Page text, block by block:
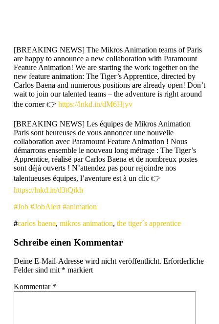
[BREAKING NEWS] The Mikros Animation teams of Paris
are happy to announce a new collaboration with Paramount
Feature Animation! We are starting the work together on the
new feature animation: The Tiger’s Apprentice, directed by
Carlos Baena and numerous positions are already open! Don’t
wait to join our talented teams – the adventure is right around
the corner 👉 https://lnkd.in/dM6Hjyv
[BREAKING NEWS] Les équipes de Mikros Animation
Paris sont heureuses de vous annoncer une nouvelle
collaboration avec Paramount Feature Animation ! Nous
démarrons ensemble le nouveau long métrage : The Tiger’s
Apprentice, réalisé par Carlos Baena et de nombreux postes
sont déjà ouverts ! N’attendez pas pour rejoindre nos
talentueuses équipes, l’aventure est à un clic 👉
https://lnkd.in/d3tQikh
#Job #JobAlert #animation
carlos baena, mikros animation, the tiger´s apprentice
Schreibe einen Kommentar
Deine E-Mail-Adresse wird nicht veröffentlicht. Erforderliche
Felder sind mit * markiert
Kommentar *